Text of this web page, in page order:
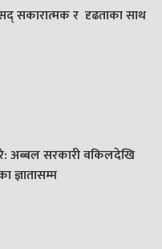
सकारात्मक र दृढताका साथ
अब्बल सरकारी वकिलदेखि
ज्ञातासम्म